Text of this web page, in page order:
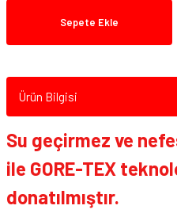
Sepete Ekle
Ürün Bilgisi
Su geçirmez ve
ile GORE-TEX
donatılmıştır.